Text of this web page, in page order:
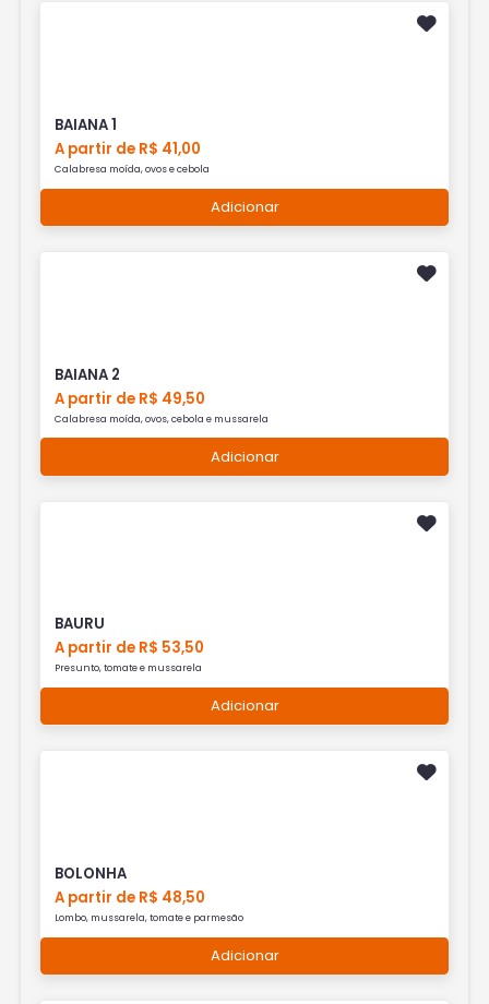
BAIANA 1
A partir de R$ 41,00
Calabresa moída, ovos e cebola
Adicionar
BAIANA 2
A partir de R$ 49,50
Calabresa moída, ovos, cebola e mussarela
Adicionar
BAURU
A partir de R$ 53,50
Presunto, tomate e mussarela
Adicionar
BOLONHA
A partir de R$ 48,50
Lombo, mussarela, tomate e parmesão
Adicionar